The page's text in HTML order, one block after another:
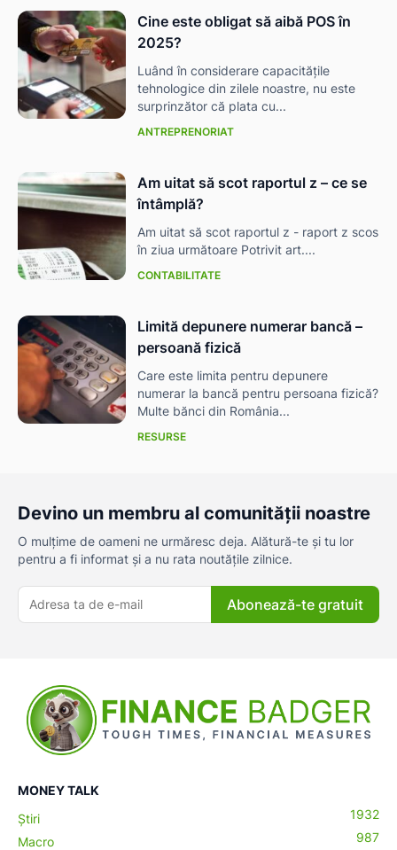
Cine este obligat să aibă POS în
2025?
Luând în considerare capacitățile
tehnologice din zilele noastre, nu este
surprinzător că plata cu...
ANTREPRENORIAT
Am uitat să scot raportul z – ce se
întâmplă?
Am uitat să scot raportul z - raport z scos
în ziua următoare Potrivit art....
CONTABILITATE
Limită depunere numerar bancă –
persoană fizică
Care este limita pentru depunere
numerar la bancă pentru persoana fizică?
Multe bănci din România...
RESURSE
Devino un membru al comunității noastre
O mulțime de oameni ne urmăresc deja. Alătură-te și tu lor
pentru a fi informat și a nu rata noutățile zilnice.
Abonează-te gratuit
MONEY TALK
Știri
1932
Macro
987